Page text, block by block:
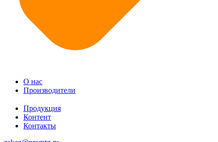
О нас
Производители
Продукция
Контент
Контакты